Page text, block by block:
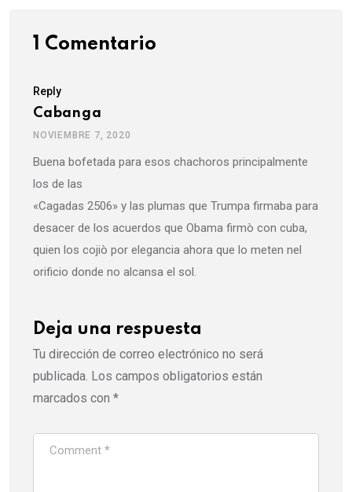
1 Comentario
Reply
Cabanga
NOVIEMBRE 7, 2020
Buena bofetada para esos chachoros principalmente
los de las
«Cagadas 2506» y las plumas que Trumpa firmaba para
desacer de los acuerdos que Obama firmò con cuba,
quien los cojiò por elegancia ahora que lo meten nel
orificio donde no alcansa el sol.
Deja una respuesta
Tu dirección de correo electrónico no será
publicada. Los campos obligatorios están
marcados con *